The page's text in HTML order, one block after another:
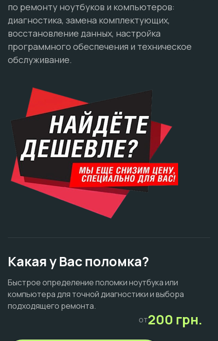
по ремонту ноутбуков и компьютеров:
диагностика, замена комплектующих,
восстановление данных, настройка
программного обеспечения и техническое
обслуживание.
Какая у Вас поломка?
Быстрое определение поломки ноутбука или
компьютера для точной диагностики и выбора
подходящего ремонта.
от200 грн.